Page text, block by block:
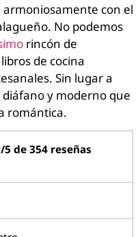
armoniosamente con el
No podemos
rincón de
de cocina
Sin lugar a
y moderno que
romántica.
de 354 reseñas